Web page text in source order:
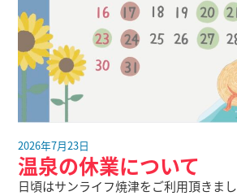
2026年7月23日
温泉の休業について
日頃はサンライフ焼津をご利用頂きま